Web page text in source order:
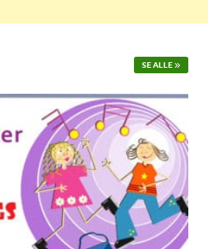
SE ALLE